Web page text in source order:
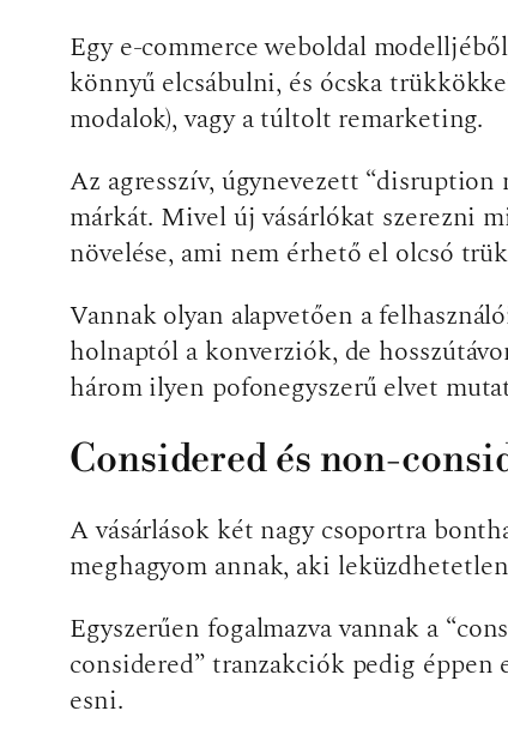
Egy e-commerce weboldal
könnyű elcsábulni, és ócska
modalok), vagy a túltolt remarketing.
Az agresszív, úgynevezett
márkát. Mivel új vásárlókat szerezni
növelése, ami nem érhető el olcsó
Vannak olyan alapvetően a
holnaptól a konverziók, de
három ilyen pofonegyszerű elvet
Considered és non-
A vásárlások két nagy csoportra
meghagyom annak, aki
Egyszerűen fogalmazva vannak a
considered” tranzakciók pedig éppen
esni.